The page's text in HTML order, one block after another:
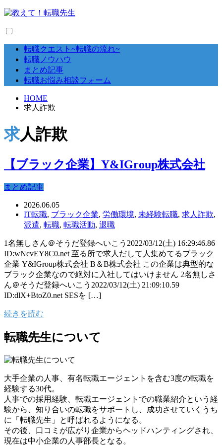
転職クエスト~転職の流れ~
転職ノウハウ
まとめ記事
転職お悩み相談フォーム
HOME
求人詐欺
求人詐欺
【ブラック企業】Y&IGroup株式会社
まとめ記事
2026.06.05
IT転職, ブラック企業, 労働環境, 未経験転職, 求人詐欺,
派遣, 転職, 転職活動, 退職
1名無しさん＠そうだ登録へいこう2022/03/12(土) 16:29:46.86
ID:wNcvEY8C0.net 至る所で求人だして人集めてるブラック
企業 Y&IGroup株式会社 B＆B株式会社 この企業は典型的な
ブラック企業なので絶対に入社してはいけません 2名無しさ
ん＠そうだ登録へいこう2022/03/12(土) 21:09:10.59
ID:dlX+BtoZ0.net SESを […]
続きを読む
転職先生について
大手企業の人事、有名転職エージェントを含む3度の転職を
経験する30代。
人事での採用経験、転職エージェントでの職業紹介という経
験から、知り合いの転職をサポートし、成功させていくうち
に「転職先生」と呼ばれるようになる。
その後、口コミが広がり企業からヘッドハンティングされ、
現在は中小企業の人事部長となる。